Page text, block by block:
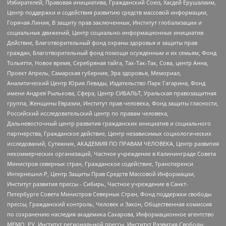
Избирателей, Правовая инициатива, Гражданский Союз, Хасдей Ерушалаим,
Центр поддержки и содействия развитию средств массовой информации,
Горячая Линия, В защиту прав заключенных, Институт глобализации и
социальных движений, Центр социально-информационных инициатив
Действие, Благотворительный фонд охраны здоровья и защиты прав
граждан, Благотворительный фонд помощи осужденным и их семьям, Фонд
Тольятти, Новое время, Серебряная тайга, Так-Так-Так, Сова, центр Анна,
Проект Апрель, Самарская губерния, Эра здоровья, Мемориал,
Аналитический Центр Юрия Левады, Издательство Парк Гагарина, Фонд
имени Андрея Рылькова, Сфера, Центр СИБАЛЬТ, Уральская правозащитная
группа, Женщины Евразии, Институт прав человека, Фонд защиты гласности,
Российский исследовательский центр по правам человека,
Дальневосточный центр развития гражданских инициатив и социального
партнерства, Гражданское действие, Центр независимых социологических
исследований, Сутяжник, АКАДЕМИЯ ПО ПРАВАМ ЧЕЛОВЕКА, Центр развития
некоммерческих организаций, Частное учреждение в Калининграде Совета
Министров северных стран, Гражданское содействие, Трансперенси
Интернешнл-Р, Центр Защиты Прав Средств Массовой Информации,
Институт развития прессы - Сибирь, Частное учреждение в Санкт-
Петербурге Совета Министров Северных Стран, Фонд поддержки свободы
прессы, Гражданский контроль, Человек и Закон, Общественная комиссия
по сохранению наследия академика Сахарова, Информационное агентство
МЕМО. РУ, Институт региональной прессы, Институт Развития Свободы